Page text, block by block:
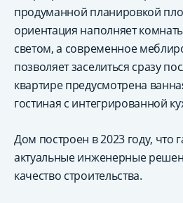
продуманной планировкой
ориентация наполняет
светом, а современное
позволяет заселиться сразу
квартире предусмотрена
гостиная с интегрированной
Дом построен в 2023 году, что
актуальные инженерные
качество строительства.